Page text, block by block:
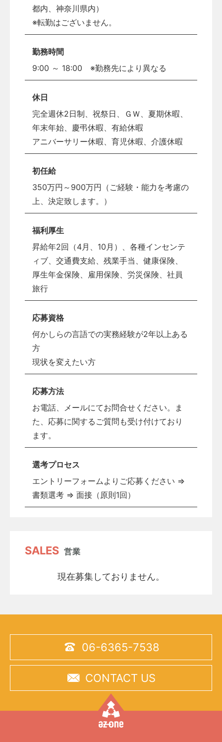
都内、神奈川県内）
※転勤はございません。
勤務時間
9:00 ～ 18:00 ※勤務先により異なる
休日
完全週休2日制、祝祭日、ＧＷ、夏期休暇、
年末年始、慶弔休暇、有給休暇
アニバーサリー休暇、育児休暇、介護休暇
初任給
350万円～900万円（ご経験・能力を考慮の
上、決定致します。）
福利厚生
昇給年2回（4月、10月）、各種インセンテ
ィブ、交通費支給、残業手当、健康保険、
厚生年金保険、雇用保険、労災保険、社員
旅行
応募資格
何かしらの言語での実務経験が2年以上ある
方
現状を変えたい方
応募方法
お電話、メールにてお問合せください。ま
た、応募に関するご質問も受け付けており
ます。
選考プロセス
エントリーフォームよりご応募ください ⇒
書類選考 ⇒ 面接（原則1回）
SALES 営業
現在募集しておりません。
 06-6365-7538
 CONTACT US